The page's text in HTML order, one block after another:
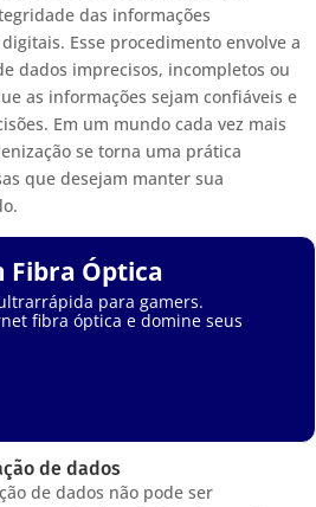
das informações
Esse procedimento envolve a
dados imprecisos, incompletos ou
as informações sejam confiáveis e
Em um mundo cada vez mais
se torna uma prática
que desejam manter sua
Fibra Óptica
para gamers.
fibra óptica e domine seus
de dados
de dados não pode ser